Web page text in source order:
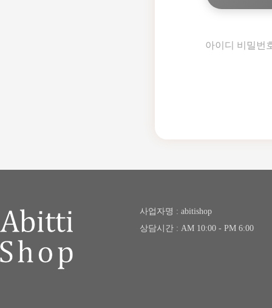
아이디 비밀번
사업자명 : abitishop
상담시간 : AM 10:00 - PM 6:00